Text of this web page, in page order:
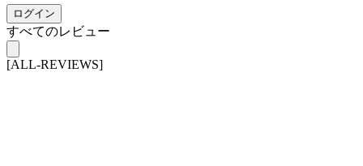
ログイン
すべてのレビュー
[ALL-REVIEWS]